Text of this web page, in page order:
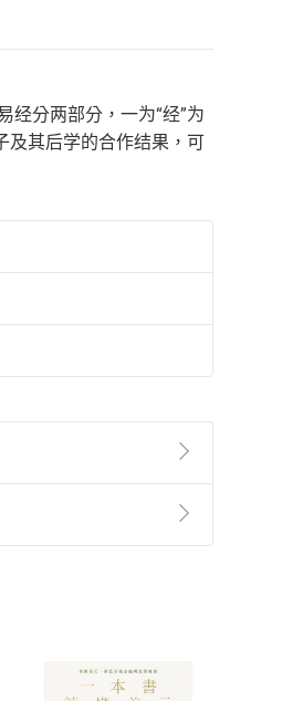
经分两部分，一为“经”为
及其后学的合作结果，可
以有形媒介提供之數位
「申請取消訂單/ 退
完成訂單